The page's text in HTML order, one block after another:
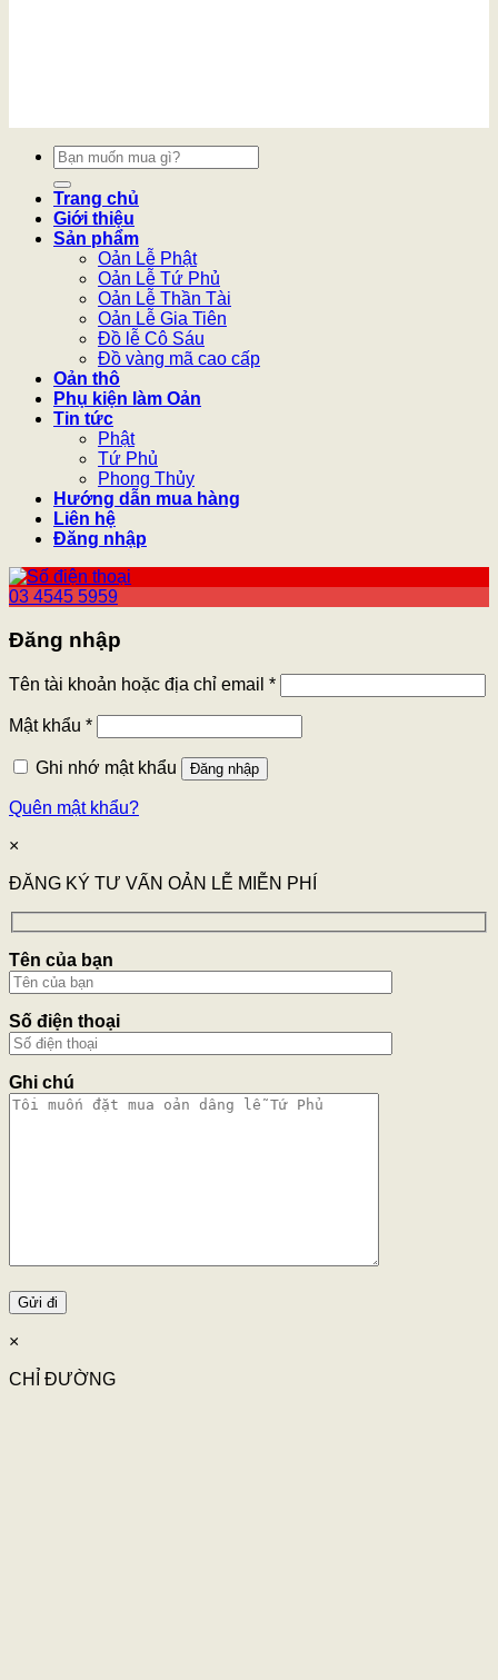
Tìm
kiếm:
Trang chủ
Giới thiệu
Sản phẩm
Oản Lễ Phật
Oản Lễ Tứ Phủ
Oản Lễ Thần Tài
Oản Lễ Gia Tiên
Đồ lễ Cô Sáu
Đồ vàng mã cao cấp
Oản thô
Phụ kiện làm Oản
Tin tức
Phật
Tứ Phủ
Phong Thủy
Hướng dẫn mua hàng
Liên hệ
Đăng nhập
03 4545 5959
Đăng nhập
Tên tài khoản hoặc địa chỉ email *
Mật khẩu *
Ghi nhớ mật khẩu Đăng nhập
Quên mật khẩu?
×
ĐĂNG KÝ TƯ VẤN OẢN LỄ MIỄN PHÍ
Tên của bạn
Số điện thoại
Ghi chú
×
CHỈ ĐƯỜNG